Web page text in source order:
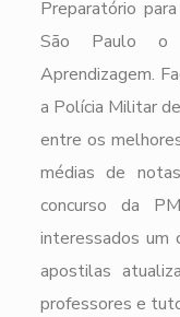
Preparatório
São Paulo o
Aprendizagem.
a Polícia Militar
entre os
médias de
concurso da
interessados um
apostilas
professores e